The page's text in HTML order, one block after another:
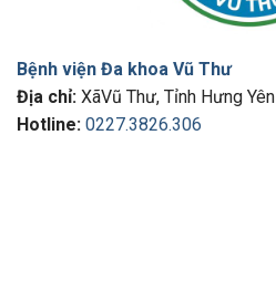
Bệnh viện Đa khoa Vũ Thư
Địa chỉ: XãVũ Thư, Tỉnh Hưng Yên
Hotline: 0227.3826.306